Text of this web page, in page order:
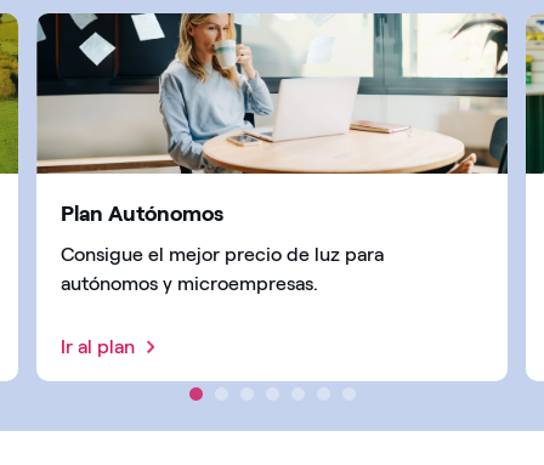
Plan Autónomos
Consigue el mejor precio de luz para
autónomos y microempresas.
Ir al plan